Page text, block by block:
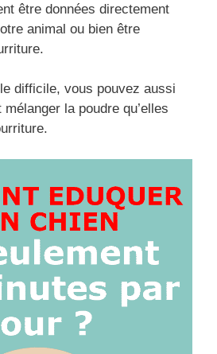
être données directement
animal ou bien être
difficile, vous pouvez aussi
la poudre qu’elles